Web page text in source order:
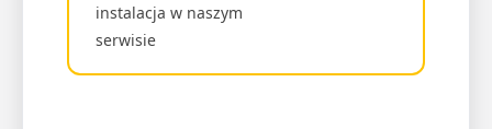
instalacja w naszym
serwisie